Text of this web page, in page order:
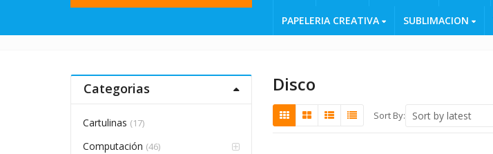
PAPELERIA CREATIVA SUBLIMACION
Disco
Sort By:
Categorias
Cartulinas (17)
Computación (46)